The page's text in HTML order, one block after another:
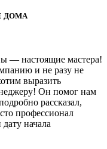
ДОМА
— настоящие мастера!
и не разу не
выразить
Он помог нам
рассказал,
профессионал
начала